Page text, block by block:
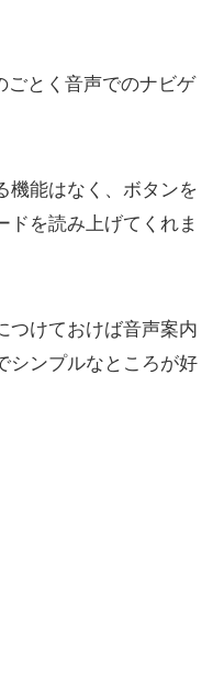
ごとく音声でのナビゲ
機能はなく、ボタンを
ドを読み上げてくれま
つけておけば音声案内
シンプルなところが好